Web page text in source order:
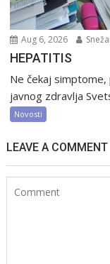
Aug 6, 2026
HEPATITIS
Ne čekaj
javnog zdravlja
Novosti
LEAVE A COMMENT